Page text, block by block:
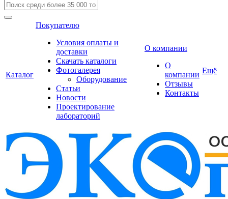
Каталог
Покупателю
Условия оплаты и
доставки
Скачать каталоги
Фотогалерея
Оборудование
Статьи
Новости
Проектирование
лабораторий
О компании
О
компании
Отзывы
Контакты
Ещё